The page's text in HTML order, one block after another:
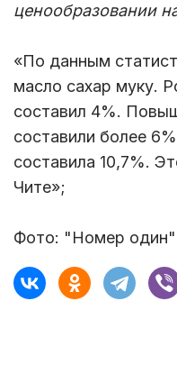
ценообразовании
«По данным
масло сахар муку.
составил 4%.
составили более
составила 10,7%.
Чите»;
Фото: "Номер один"